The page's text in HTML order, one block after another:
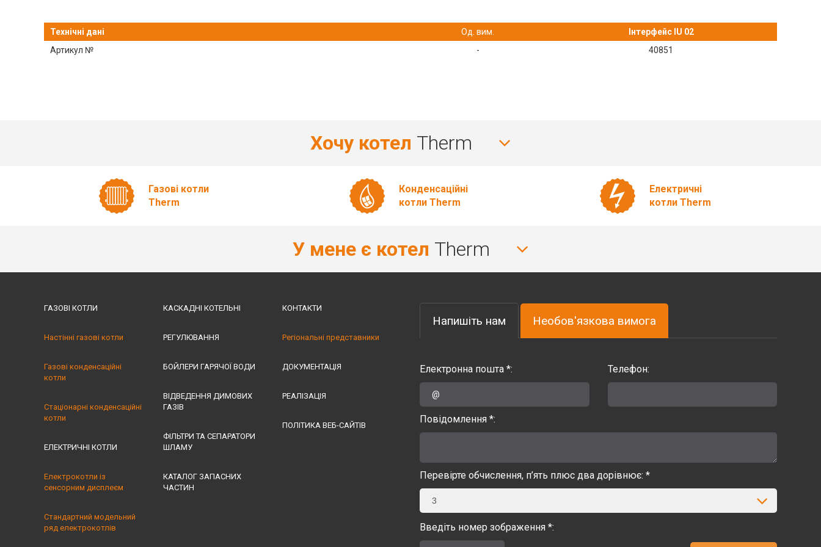
Технічні дані Од. вим.
Інтерфейс IU 02
Артикул №
- 40851
Хочу котел Therm
Газові котли
Therm
Конденсаційні
котли Therm
Електричні
котли Therm
У мене є котел Therm
ГАЗОВІ КОТЛИ
Настінні газові котли
Газові конденсаційні
котли
Стаціонарні конденсаційні
котли
ЕЛЕКТРИЧНІ КОТЛИ
Електрокотли із
сенсорним дисплеєм
Стандартний модельний
ряд електрокотлів
КАСКАДНІ КОТЕЛЬНІ
РЕГУЛЮВАННЯ
БОЙЛЕРИ ГАРЯЧОЇ ВОДИ
ВІДВЕДЕННЯ ДИМОВИХ
ГАЗІВ
ФІЛЬТРИ ТА СЕПАРАТОРИ
ШЛАМУ
КАТАЛОГ ЗАПАСНИХ
ЧАСТИН
КОНТАКТИ
Регіональні представники
ДОКУМЕНТАЦІЯ
РЕАЛІЗАЦІЯ
ПОЛІТИКА ВЕБ-САЙТІВ
Напишіть нам Необов'язкова вимога
Електронна пошта *: Телефон:
Повідомлення *:
Перевірте обчислення, п’ять плюс два дорівнює: *
3
Введіть номер зображення *: